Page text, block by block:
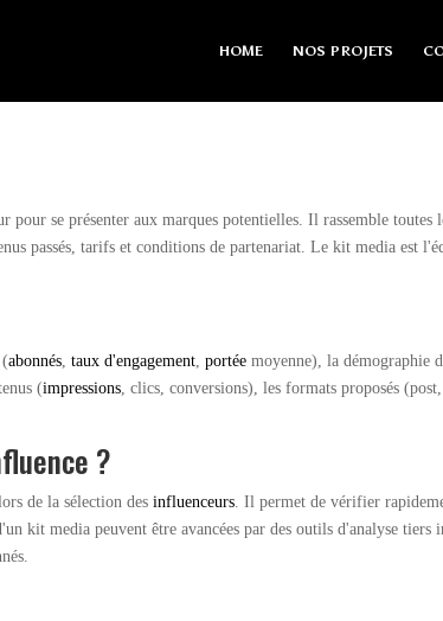
HOME NOS PROJETS
se présenter aux marques potentielles. Il rassemble toutes
passés, tarifs et conditions de partenariat. Le kit media est
(abonnés,taux d'engagement,portée moyenne), la démographie
(impressions, clics, conversions), les formats proposés
?
de la sélection desinfluenceurs. Il permet de vérifier
kit media peuvent être avancées par des outils d'analyse tiers